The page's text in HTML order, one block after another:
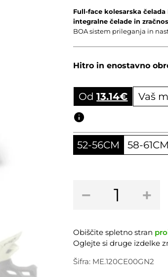
Full-face kolesarska
integralne čelade in
BOA sistem prileganja in
Hitro in enostavno
Od13.14€ Vaš
52-56CM 58-61CM
−
face
MET
Parachute
MIPS
Pistachio
+
Obiščite spletno stran
Oglejte si druge izdelke
Šifra: ME.120CE00GN2